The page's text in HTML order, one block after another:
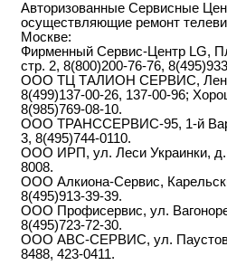
Авторизованные Сервисные
осуществляющие ремонт
Москве:
Фирменный Сервис-Центр LG,
стр. 2, 8(800)200-76-76,
ООО ТЦ ТАЛИОН СЕРВИС,
8(499)137-00-26, 137-00-96;
8(985)769-08-10.
ООО ТРАНССЕРВИС-95, 1-й
3, 8(495)744-0110.
ООО ИРП, ул. Леси Украинки, д.
8008.
ООО Алкиона-Сервис,
8(495)913-39-39.
ООО Профисервис, ул.
8(495)723-72-30.
ООО АВС-СЕРВИС, ул.
8488, 423-0411.